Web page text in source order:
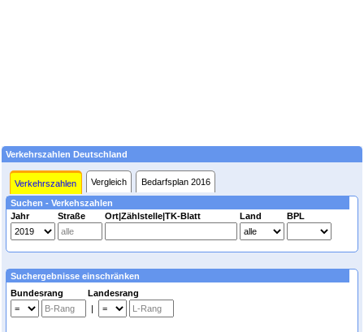
Verkehrszahlen Deutschland
Verkehrszahlen Vergleich Bedarfsplan 2016
Suchen - Verkehszahlen
Jahr
Straße Ort|Zählstelle|TK-Blatt Land BPL
Suchergebnisse einschränken
Bundesrang Landesrang
|